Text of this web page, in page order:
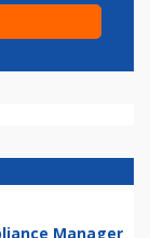
Manager